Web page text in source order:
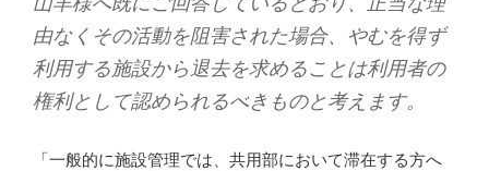
由なくその活動を阻害された場合、やむを得ず
利用する施設から退去を求めることは利用者の
権利として認められるべきものと考えます。
「一般的に施設管理では、共用部において滞在する方へ